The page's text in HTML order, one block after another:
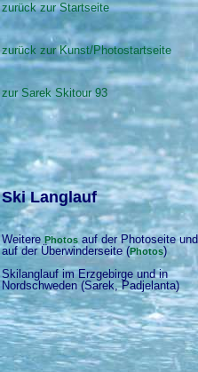
zurück zur Startseite
zurück zur Kunst/Photostartseite
zur Sarek Skitour 93
Ski Langlauf
Weitere Photosauf der Photoseite und
auf der Überwinderseite (Photos)
Skilanglauf im Erzgebirge und in
Nordschweden (Sarek, Padjelanta)